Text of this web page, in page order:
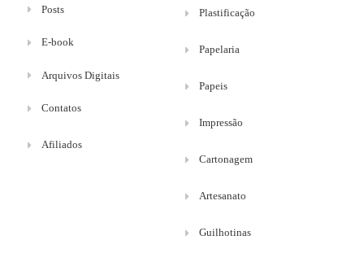
Posts
E-book
Arquivos Digitais
Contatos
Afiliados
Plastificação
Papelaria
Papeis
Impressão
Cartonagem
Artesanato
Guilhotinas